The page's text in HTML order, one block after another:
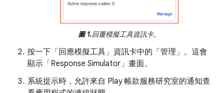
圖 1.回覆模擬工具資訊卡。
按一下「回應模擬工具」資訊卡中的「管理」 。這會
顯示「Response Simulator」 畫面。
系統提示時，允許來自 Play 帳款服務研究室的通知查